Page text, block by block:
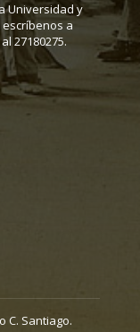
Universidad y
a
27180275.
C. Santiago.